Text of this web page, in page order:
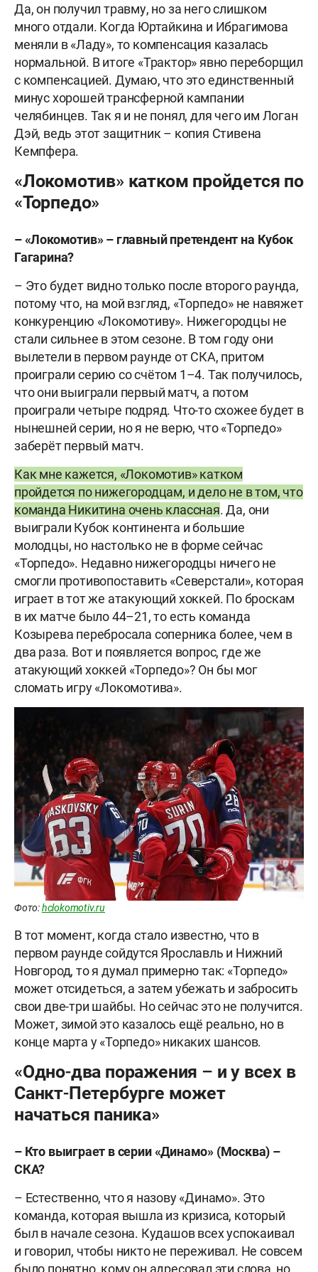
Да, он получил травму, но за него слишком
много отдали. Когда Юртайкина и Ибрагимова
меняли в «Ладу», то компенсация казалась
нормальной. В итоге «Трактор» явно переборщил
с компенсацией. Думаю, что это единственный
минус хорошей трансферной кампании
челябинцев. Так я и не понял, для чего им Логан
Дэй, ведь этот защитник – копия Стивена
Кемпфера.
«Локомотив» катком пройдется по
«Торпедо»
–«Локомотив» – главный претендент на Кубок
Гагарина?
– Это будет видно только после второго раунда,
потому что, на мой взгляд, «Торпедо» не навяжет
конкуренцию «Локомотиву». Нижегородцы не
стали сильнее в этом сезоне. В том году они
вылетели в первом раунде от СКА, притом
проиграли серию со счётом 1–4. Так получилось,
что они выиграли первый матч, а потом
проиграли четыре подряд. Что-то схожее будет в
нынешней серии, но я не верю, что «Торпедо»
заберёт первый матч.
Как мне кажется, «Локомотив» катком
пройдется по нижегородцам, и дело не в том, что
команда Никитина очень классная. Да, они
выиграли Кубок континента и большие
молодцы, но настолько не в форме сейчас
«Торпедо». Недавно нижегородцы ничего не
смогли противопоставить «Северстали», которая
играет в тот же атакующий хоккей. По броскам
в их матче было 44–21, то есть команда
Козырева перебросала соперника более, чем в
два раза. Вот и появляется вопрос, где же
атакующий хоккей «Торпедо»? Он бы мог
сломать игру «Локомотива».
Фото:hclokomotiv.ru
В тот момент, когда стало известно, что в
первом раунде сойдутся Ярославль и Нижний
Новгород, то я думал примерно так: «Торпедо»
может отсидеться, а затем убежать и забросить
свои две-три шайбы. Но сейчас это не получится.
Может, зимой это казалось ещё реально, но в
конце марта у «Торпедо» никаких шансов.
«Одно-два поражения – и у всех в
Санкт-Петербурге может
начаться паника»
– Кто выиграет всерии «Динамо»(Москва) –
СКА?
– Естественно, что я назову «Динамо». Это
команда, которая вышла из кризиса, который
был в начале сезона. Кудашов всех успокаивал
и говорил, чтобы никто не переживал. Не совсем